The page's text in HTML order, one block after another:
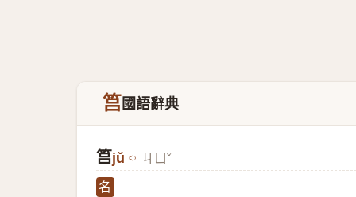
筥國語辭典
筥jǔ ㄐㄩˇ
名